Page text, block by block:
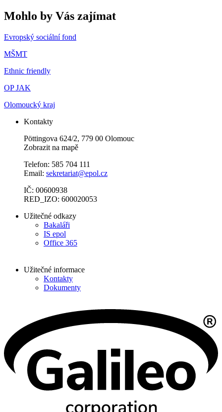
Mohlo by Vás zajímat
Evropský sociální fond
MŠMT
Ethnic friendly
OP JAK
Olomoucký kraj
Kontakty
Pöttingova 624/2, 779 00 Olomouc
Zobrazit na mapě
Telefon: 585 704 111
Email: sekretariat@epol.cz
IČ: 00600938
RED_IZO: 600020053
Užitečné odkazy
Bakaláři
IS epol
Office 365
Užitečné informace
Kontakty
Dokumenty